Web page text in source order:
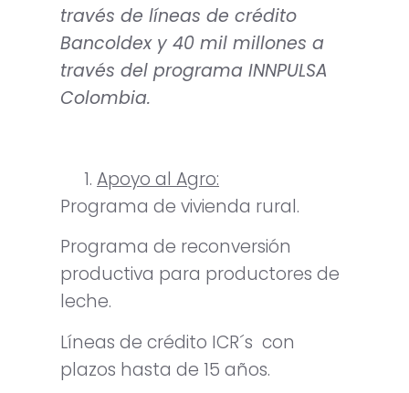
través de líneas de crédito
Bancoldex y 40 mil millones a
través del programa INNPULSA
Colombia.
Apoyo al Agro:
Programa de vivienda rural.
Programa de reconversión
productiva para productores de
leche.
Líneas de crédito ICR´s con
plazos hasta de 15 años.